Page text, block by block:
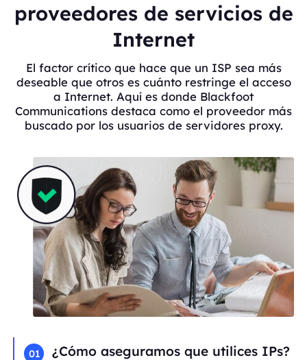
proveedores de servicios de
Internet
El factor crítico que hace que un ISP sea más
deseable que otros es cuánto restringe el acceso
a Internet. Aquí es donde Blackfoot
Communications destaca como el proveedor más
buscado por los usuarios de servidores proxy.
01 ¿Cómo aseguramos que utilices IPs?